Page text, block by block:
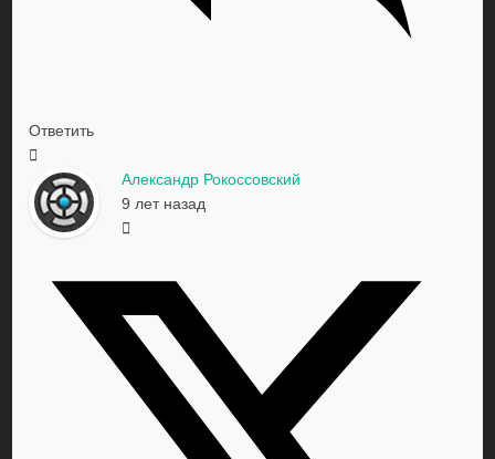
Ответить
Александр Рокоссовский
9 лет назад